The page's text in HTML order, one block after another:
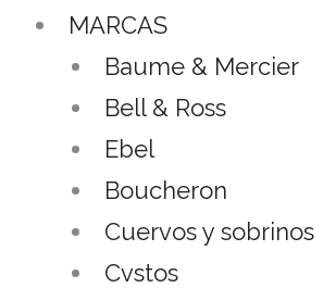
MARCAS
Baume & Mercier
Bell & Ross
Ebel
Boucheron
Cuervos y sobrinos
Cvstos